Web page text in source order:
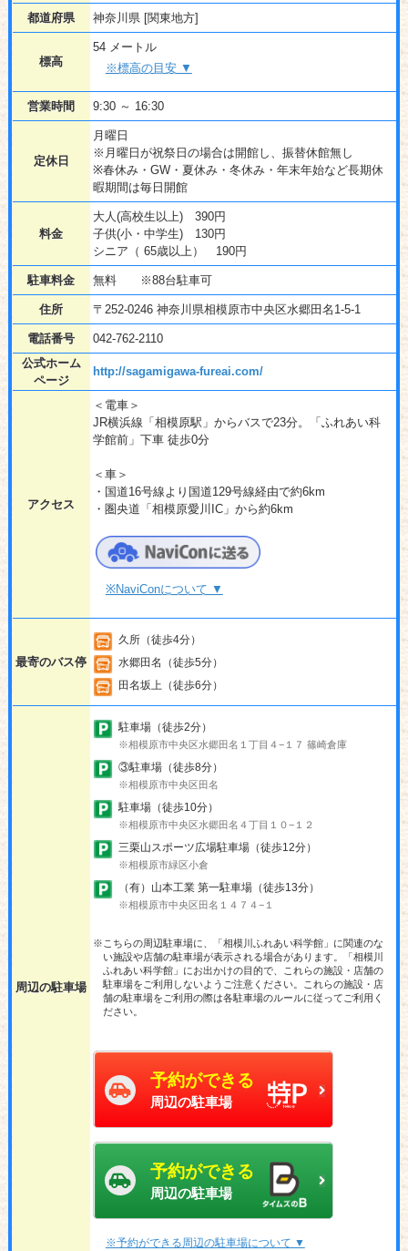
都道府県 神奈川県 [関東地方]
標高
54 メートル
※標高の目安 ▼
営業時間 9:30 ～ 16:30
定休日
月曜日
※月曜日が祝祭日の場合は開館し、振替休館無し
※春休み・GW・夏休み・冬休み・年末年始など長期休
暇期間は毎日開館
料金
大人(高校生以上) 390円
子供(小・中学生) 130円
シニア（ 65歳以上） 190円
駐車料金 無料 ※88台駐車可
住所 〒252-0246 神奈川県相模原市中央区水郷田名1-5-1
電話番号
042-762-2110
公式ホーム
ページ
http://sagamigawa-fureai.com/
アクセス
＜電車＞
JR横浜線「相模原駅」からバスで23分。「ふれあい科
学館前」下車 徒歩0分
＜車＞
・国道16号線より国道129号線経由で約6km
・圏央道「相模原愛川IC」から約6km
※NaviConについて ▼
最寄のバス停
久所（徒歩4分）
水郷田名（徒歩5分）
田名坂上（徒歩6分）
周辺の駐車場
駐車場（徒歩2分）
※相模原市中央区水郷田名１丁目４−１７ 篠崎倉庫
③駐車場（徒歩8分）
※相模原市中央区田名
駐車場（徒歩10分）
※相模原市中央区水郷田名４丁目１０−１２
三栗山スポーツ広場駐車場（徒歩12分）
※相模原市緑区小倉
（有）山本工業 第一駐車場（徒歩13分）
※相模原市中央区田名１４７４−１
※こちらの周辺駐車場に、「相模川ふれあい科学館」に関連のな
い施設や店舗の駐車場が表示される場合があります。「相模川
ふれあい科学館」にお出かけの目的で、これらの施設・店舗の
駐車場をご利用しないようご注意ください。これらの施設・店
舗の駐車場をご利用の際は各駐車場のルールに従ってご利用く
ださい。
予約ができる
周辺の駐車場
予約ができる
周辺の駐車場
※予約ができる周辺の駐車場について ▼